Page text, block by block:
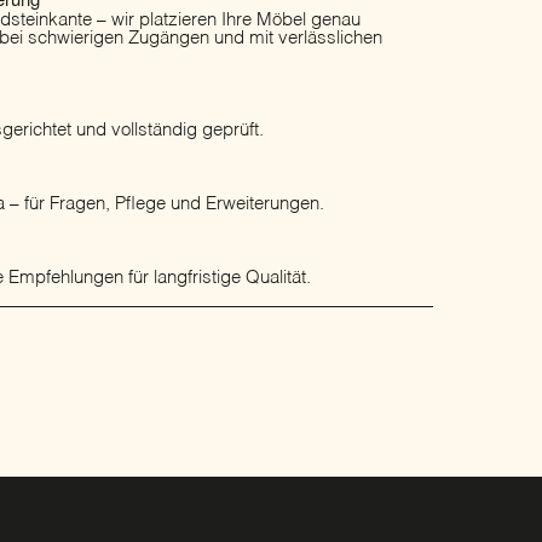
– wir platzieren Ihre Möbel genau
schwierigen Zugängen und mit verlässlichen
und vollständig geprüft.
für Fragen, Pflege und Erweiterungen.
Empfehlungen für langfristige Qualität.